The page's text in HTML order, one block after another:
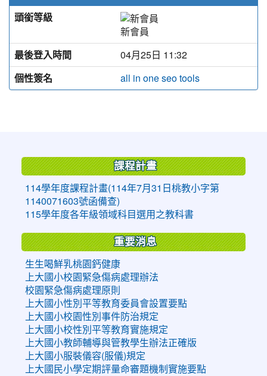
頭銜等級
新會員
最後登入時間
04月25日 11:32
個性簽名
all in one seo tools
課程計畫
114學年度課程計畫(114年7月31日桃教小字第
1140071603號函備查)
115學年度各年級領域科目選用之教科書
重要消息
生生喝鮮乳桃園鈣健康
上大國小校園緊急傷病處理辦法
校園緊急傷病處理原則
上大國小性別平等教育委員會設置要點
上大國小校園性別事件防治規定
上大國小校性別平等教育實施規定
上大國小教師輔導與管教學生辦法正確版
上大國小服裝儀容(服儀)規定
上大國民小學定期評量命審題機制實施要點